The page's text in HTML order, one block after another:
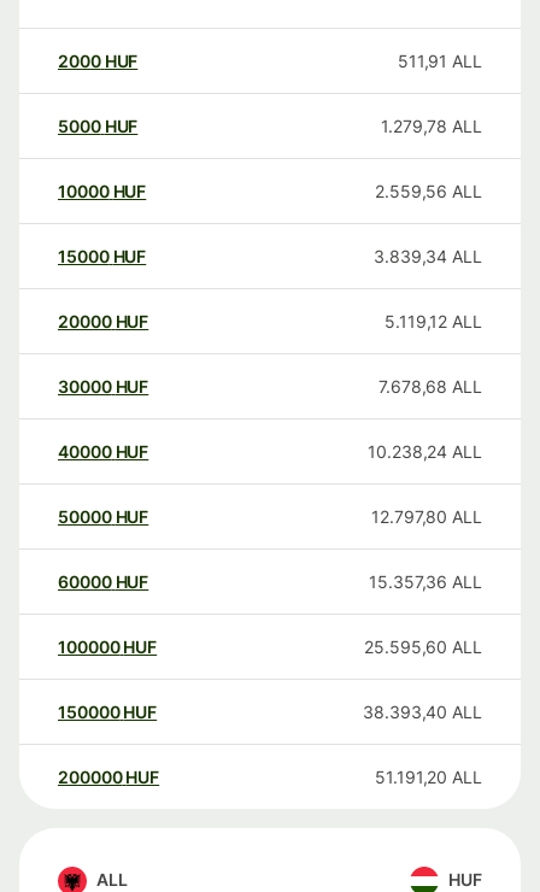
2000 HUF 511,91 ALL
5000 HUF 1.279,78 ALL
10000 HUF 2.559,56 ALL
15000 HUF 3.839,34 ALL
20000 HUF 5.119,12 ALL
30000 HUF 7.678,68 ALL
40000 HUF 10.238,24 ALL
50000 HUF 12.797,80 ALL
60000 HUF 15.357,36 ALL
100000 HUF 25.595,60 ALL
150000 HUF 38.393,40 ALL
200000 HUF 51.191,20 ALL
ALL HUF